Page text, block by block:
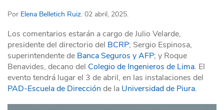
Por Elena Belletich Ruiz. 02 abril, 2025.
Los comentarios estarán a cargo de Julio Velarde,
presidente del directorio del BCRP; Sergio Espinosa,
superintendente de Banca Seguros y AFP; y Roque
Benavides, decano del Colegio de Ingenieros de Lima. El
evento tendrá lugar el 3 de abril, en las instalaciones del
PAD-Escuela de Dirección de la Universidad de Piura.